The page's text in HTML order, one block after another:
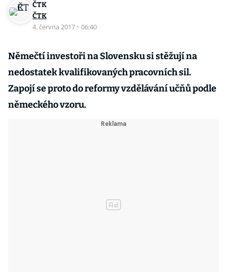
ČTK
ČTK
4. června 2017 · 06:40
Němečtí investoři na Slovensku si stěžují na
nedostatek kvalifikovaných pracovních sil.
Zapojí se proto do reformy vzdělávání učňů podle
německého vzoru.